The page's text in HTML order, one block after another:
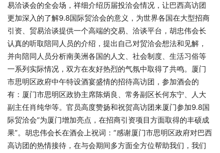
易洽谈会的全会场，祥细介绍历届投洽会情况，让巴西高访团
更加深入的了解9.8国际贸洽会的意义，为世界各国在大型招商
引资、贸易洽谈提供一个高端的交易、洽谈平台，胡忠伟会长
认真的听取陪同人员的介绍，提出自己对贸洽会想法和见解，
并向陪同人员分析南美洲各国的人文、社会制度、生活习俗等
一系列实际情况，双方在友好热烈的气氛中取得了共鸣。厦门
市思明区政府中午特设酒宴盛情的招待高访团，参加酒会的
有：厦门市思明区政协主席陈炳良、常务副区长何东宁、人大
副主任肖纯华等。官员高度赞扬和祝贺高访团来厦门参加9.8国
际贸洽会“为厦门增加亮点，在招商引资项目方面取得的丰硕成
果”。胡忠伟会长在酒会上祝词：“感谢厦门市思明区政府对巴西
高访团的热情接待，在与会期间多方面全方位帮助我们，我们